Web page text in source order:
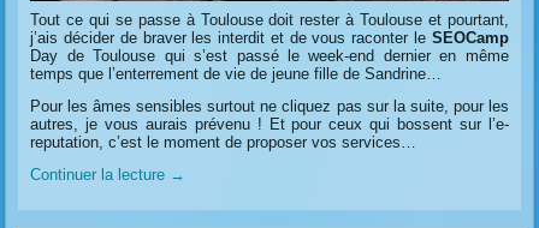
Tout ce qui se passe à Toulouse doit rester à Toulouse et pourtant,
j’ais décider de braver les interdit et de vous raconter le SEOCamp
Day de Toulouse qui s’est passé le week-end dernier en même
temps que l’enterrement de vie de jeune fille de Sandrine…
Pour les âmes sensibles surtout ne cliquez pas sur la suite, pour les
autres, je vous aurais prévenu ! Et pour ceux qui bossent sur l’e-
reputation, c’est le moment de proposer vos services…
Continuer la lecture →